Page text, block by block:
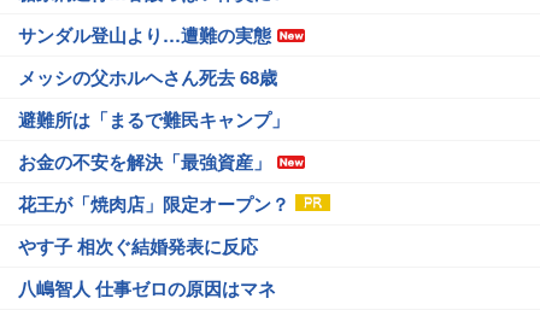
サンダル登山より…遭難の実態
メッシの父ホルヘさん死去 68歳
避難所は「まるで難民キャンプ」
お金の不安を解決「最強資産」
花王が「焼肉店」限定オープン？
やす子 相次ぐ結婚発表に反応
八嶋智人 仕事ゼロの原因はマネ